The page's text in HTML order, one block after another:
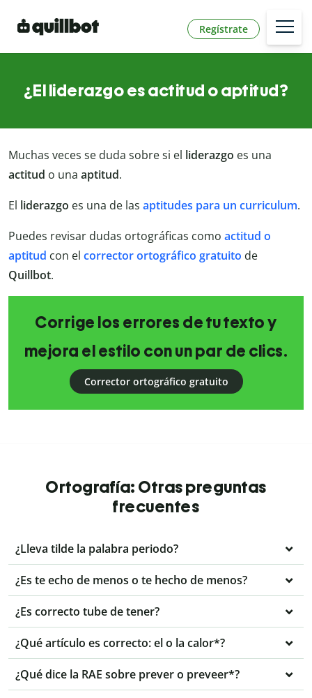
Regístrate
¿El liderazgo es actitud o aptitud?
Muchas veces se duda sobre si el liderazgo es una
actitud o una aptitud.
El liderazgo es una de las aptitudes para un curriculum.
Puedes revisar dudas ortográficas como actitud o
aptitud con el corrector ortográfico gratuito de
Quillbot.
Corrige los errores de tu texto y
mejora el estilo con un par de clics.
Corrector ortográfico gratuito
Ortografía: Otras preguntas
frecuentes
¿Lleva tilde la palabra periodo?
¿Es te echo de menos o te hecho de menos?
¿Es correcto tube de tener?
¿Qué artículo es correcto: el o la calor*?
¿Qué dice la RAE sobre prever o preveer*?